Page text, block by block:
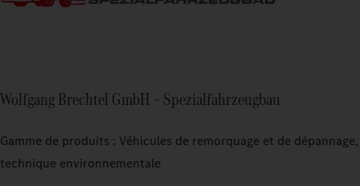
Wolfgang Brechtel GmbH – Spezialfahrzeugbau
Gamme de produits : Véhicules de remorquage et de dépannage,
technique environnementale